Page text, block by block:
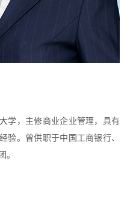
学，主修商业企业管理，具有
验。曾供职于中国工商银行、